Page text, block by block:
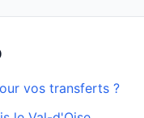
vos transferts ?